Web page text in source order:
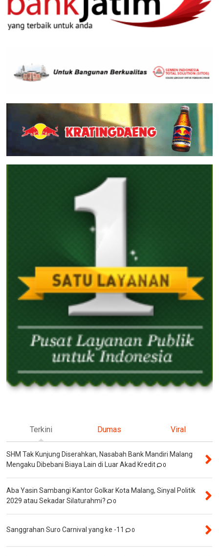
Terkini Dumas Viral
SHM Tak Kunjung Diserahkan, Nasabah Bank Mandiri Malang
Mengaku Dibebani Biaya Lain di Luar Akad Kredit
0
Aba Yasin Sambangi Kantor Golkar Kota Malang, Sinyal Politik
2029 atau Sekadar Silaturahmi?
0
Sanggrahan Suro Carnival yang ke -11 0